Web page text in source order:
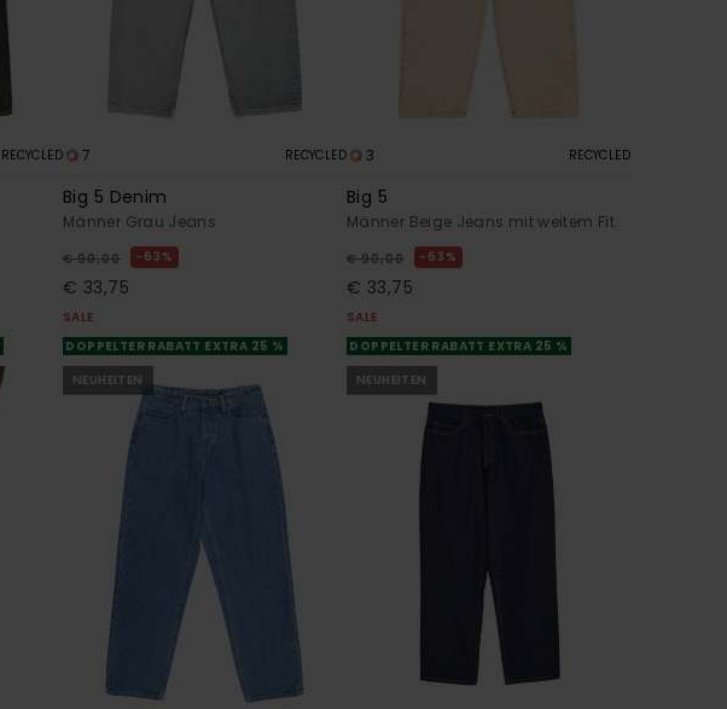
RECYCLED 7 RECYCLED
Big 5 Denim
Männer Grau Jeans
€ 90,00 63%
€ 33,75
SALE
DOPPELTER RABATT EXTRA 25 %
3 RECYCLED
Big 5
Männer Beige Jeans mit weitem Fit
€ 90,00 63%
€ 33,75
SALE
DOPPELTER RABATT EXTRA 25 %
NEUHEITEN NEUHEITEN